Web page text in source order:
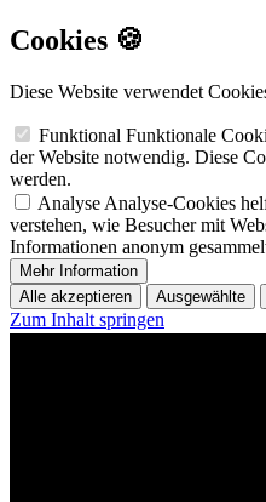
Cookies 🍪
Diese Website verwendet
Funktional Funktionale
der Website notwendig. Diese
werden.
Analyse Analyse-Cookies
verstehen, wie Besucher mit
Informationen anonym
Mehr Information
Alle akzeptieren
Ausgewählte
Zum Inhalt springen